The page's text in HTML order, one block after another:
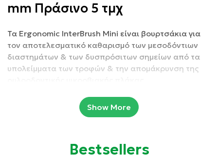
mm Πράσινο 5 τμχ
Τα Ergonomic InterBrush Mini είναι βουρτσάκια για
τον αποτελεσματικό καθαρισμό των μεσοδόντιων
διαστημάτων & των δυσπρόσιτων σημείων από τα
υπολείμματα των τροφών & την απομάκρυνση της
στα δυσπρόσιτα μεσοδόντια διαστήματα.
Show More
Bestsellers